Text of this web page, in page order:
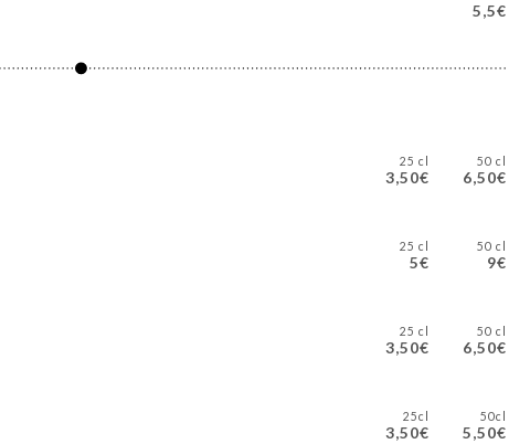
5,5€
25 cl
3,50€
50 cl
6,50€
25 cl
5€
50 cl
9€
25 cl
3,50€
50 cl
6,50€
25cl
3,50€
50cl
5,50€